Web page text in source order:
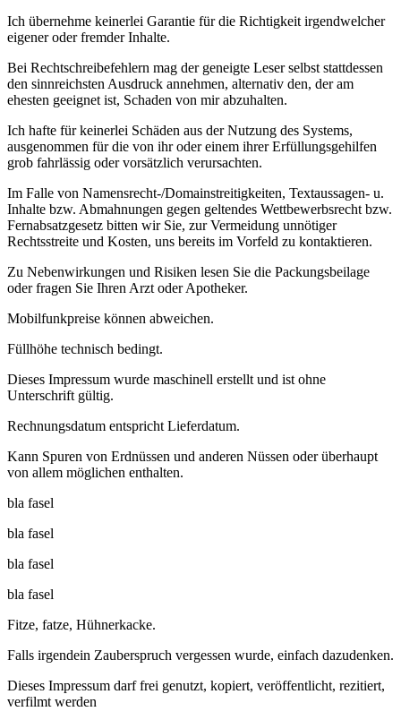
Ich übernehme keinerlei Garantie für die Richtigkeit irgendwelcher
eigener oder fremder Inhalte.
Bei Rechtschreibefehlern mag der geneigte Leser selbst stattdessen
den sinnreichsten Ausdruck annehmen, alternativ den, der am
ehesten geeignet ist, Schaden von mir abzuhalten.
Ich hafte für keinerlei Schäden aus der Nutzung des Systems,
ausgenommen für die von ihr oder einem ihrer Erfüllungsgehilfen
grob fahrlässig oder vorsätzlich verursachten.
Im Falle von Namensrecht-/Domainstreitigkeiten, Textaussagen- u.
Inhalte bzw. Abmahnungen gegen geltendes Wettbewerbsrecht bzw.
Fernabsatzgesetz bitten wir Sie, zur Vermeidung unnötiger
Rechtsstreite und Kosten, uns bereits im Vorfeld zu kontaktieren.
Zu Nebenwirkungen und Risiken lesen Sie die Packungsbeilage
oder fragen Sie Ihren Arzt oder Apotheker.
Mobilfunkpreise können abweichen.
Füllhöhe technisch bedingt.
Dieses Impressum wurde maschinell erstellt und ist ohne
Unterschrift gültig.
Rechnungsdatum entspricht Lieferdatum.
Kann Spuren von Erdnüssen und anderen Nüssen oder überhaupt
von allem möglichen enthalten.
bla fasel
bla fasel
bla fasel
bla fasel
Fitze, fatze, Hühnerkacke.
Falls irgendein Zauberspruch vergessen wurde, einfach dazudenken.
Dieses Impressum darf frei genutzt, kopiert, veröffentlicht, rezitiert,
verfilmt werden